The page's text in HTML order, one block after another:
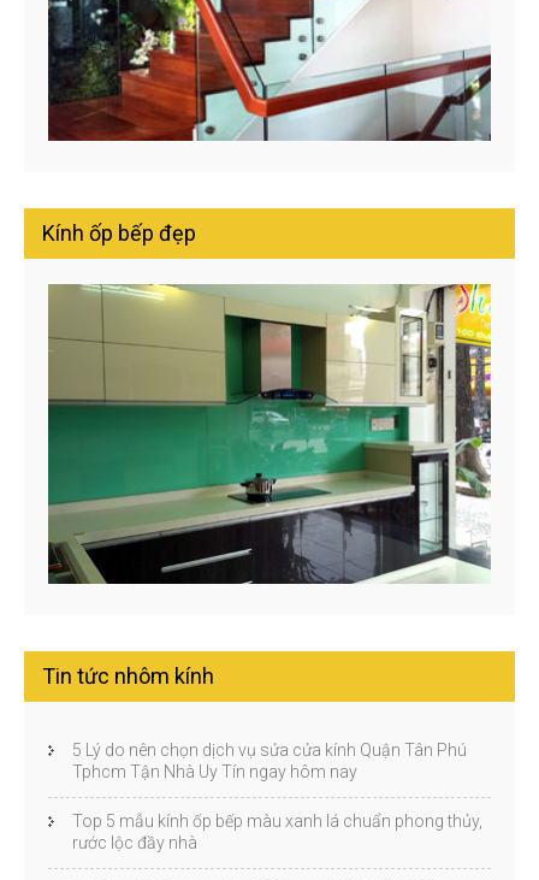
Kính ốp bếp đẹp
Tin tức nhôm kính
5 Lý do nên chọn dịch vụ sửa cửa kính Quận Tân Phú
Tphcm Tận Nhà Uy Tín ngay hôm nay
Top 5 mẫu kính ốp bếp màu xanh lá chuẩn phong thủy,
rước lộc đầy nhà